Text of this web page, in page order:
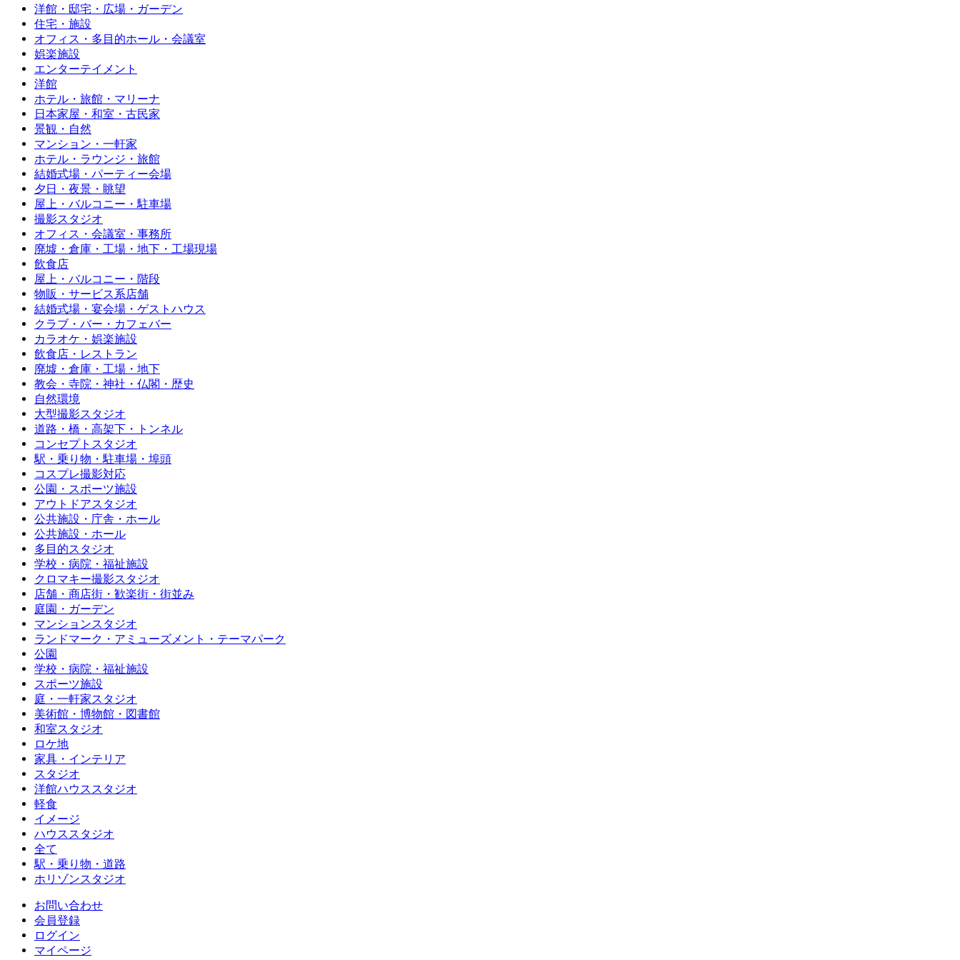
洋館・邸宅・広場・ガーデン
住宅・施設
オフィス・多目的ホール・会議室
娯楽施設
エンターテイメント
洋館
ホテル・旅館・マリーナ
日本家屋・和室・古民家
景観・自然
マンション・一軒家
ホテル・ラウンジ・旅館
結婚式場・パーティー会場
夕日・夜景・眺望
屋上・バルコニー・駐車場
撮影スタジオ
オフィス・会議室・事務所
廃墟・倉庫・工場・地下・工場現場
飲食店
屋上・バルコニー・階段
物販・サービス系店舗
結婚式場・宴会場・ゲストハウス
クラブ・バー・カフェバー
カラオケ・娯楽施設
飲食店・レストラン
廃墟・倉庫・工場・地下
教会・寺院・神社・仏閣・歴史
自然環境
大型撮影スタジオ
道路・橋・高架下・トンネル
コンセプトスタジオ
駅・乗り物・駐車場・埠頭
コスプレ撮影対応
公園・スポーツ施設
アウトドアスタジオ
公共施設・庁舎・ホール
公共施設・ホール
多目的スタジオ
学校・病院・福祉施設
クロマキー撮影スタジオ
店舗・商店街・歓楽街・街並み
庭園・ガーデン
マンションスタジオ
ランドマーク・アミューズメント・テーマパーク
公園
学校・病院・福祉施設
スポーツ施設
庭・一軒家スタジオ
美術館・博物館・図書館
和室スタジオ
ロケ地
家具・インテリア
スタジオ
洋館ハウススタジオ
軽食
イメージ
ハウススタジオ
全て
駅・乗り物・道路
ホリゾンスタジオ
お問い合わせ
会員登録
ログイン
マイページ